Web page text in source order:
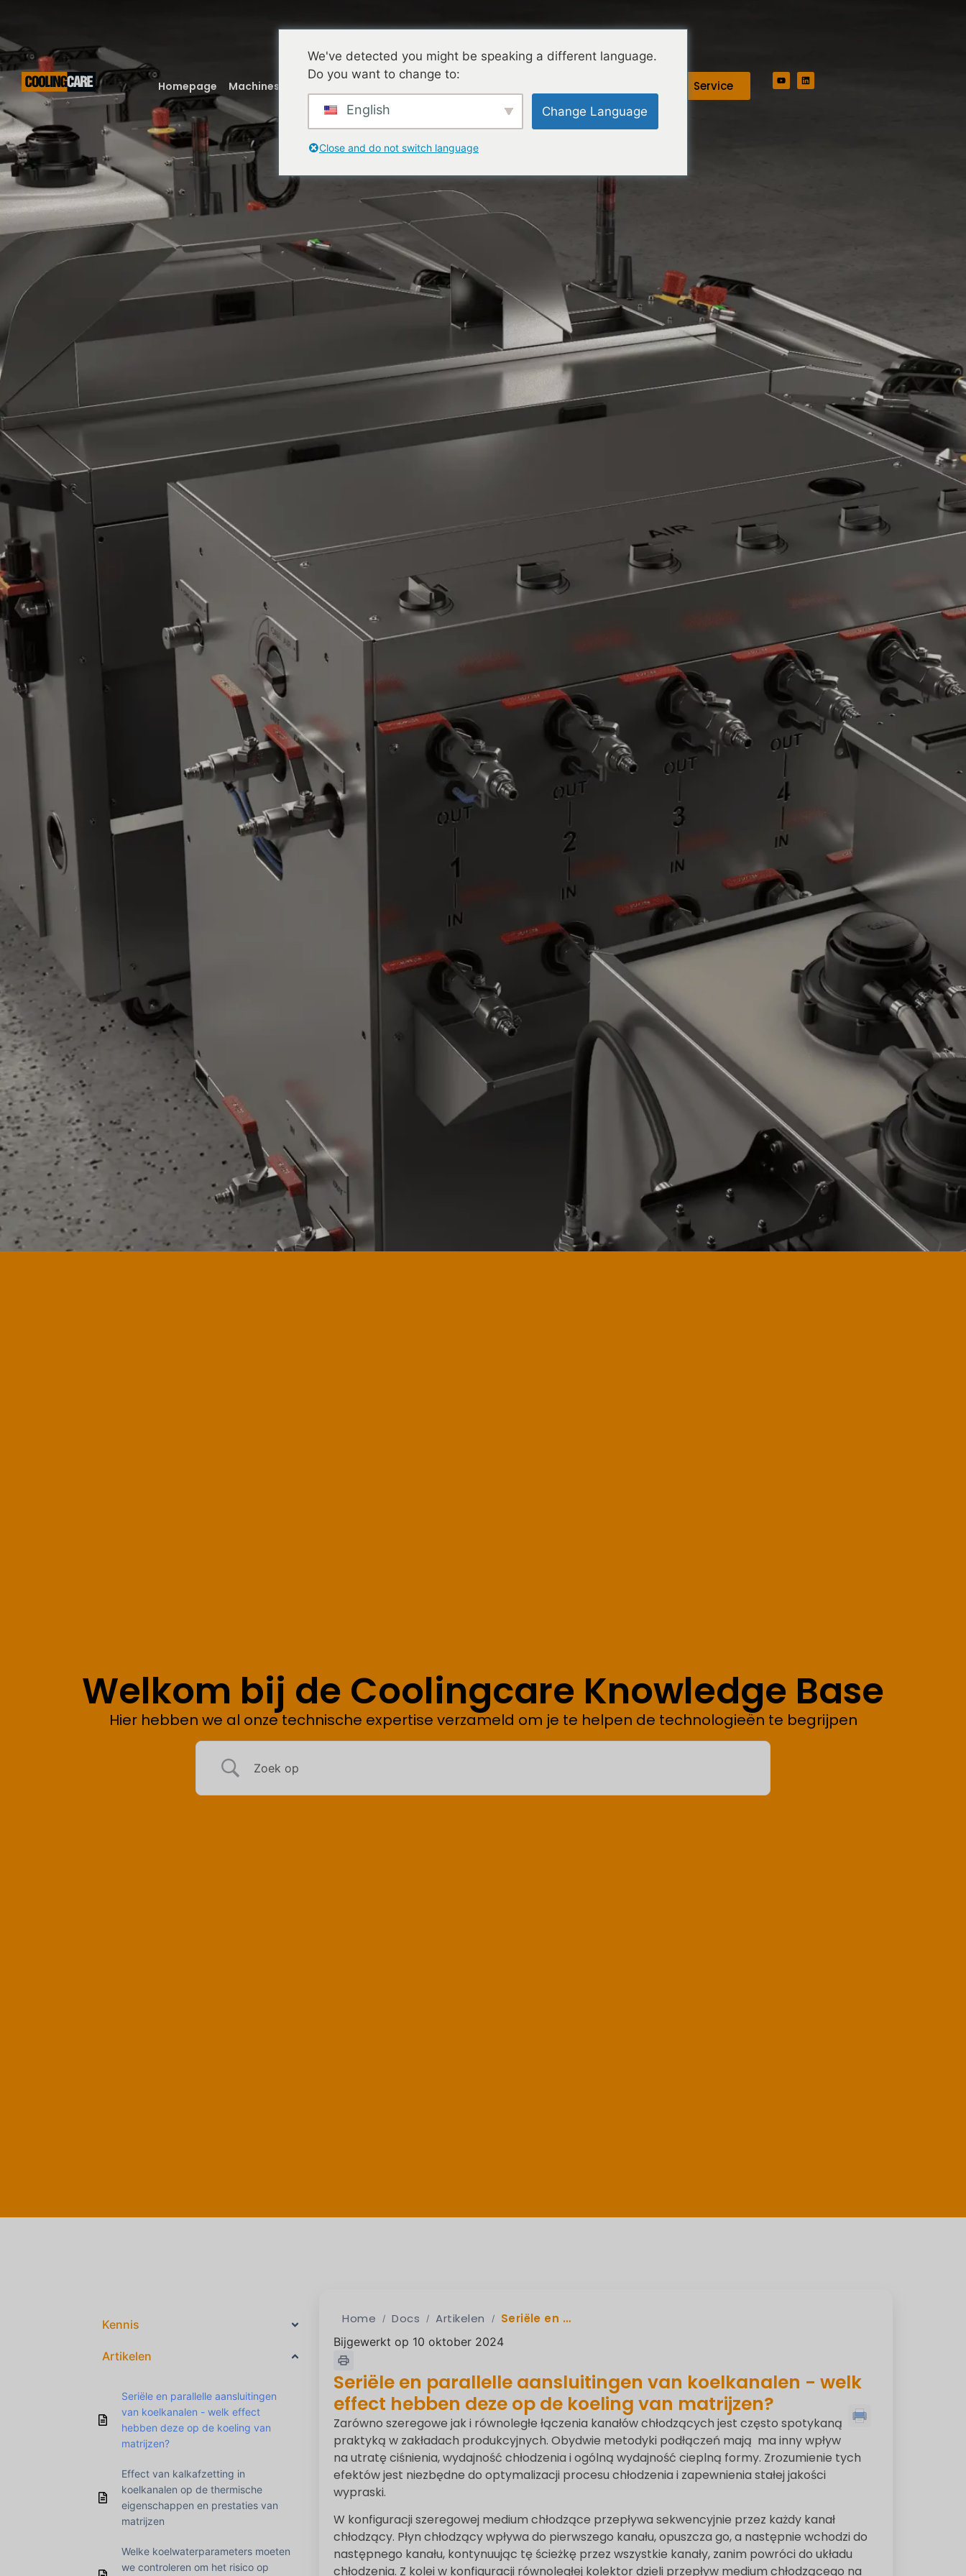
Homepage Machines Onze technologie Kennisbank Service
Welkom bij de Coolingcare Knowledge Base
Hier hebben we al onze technische expertise verzameld om je te helpen de technologieën te begrijpen
Kennis
Artikelen
Seriële en parallelle aansluitingen
van koelkanalen - welk effect
hebben deze op de koeling van
matrijzen?
Effect van kalkafzetting in
koelkanalen op de thermische
eigenschappen en prestaties van
matrijzen
Welke koelwaterparameters moeten
we controleren om het risico op
Home Docs Artikelen Seriële en parallelle aansluitingen van koelkanalen - welk effect hebben deze op de koeling van matrijzen?
Bijgewerkt op 10 oktober 2024
Seriële en parallelle aansluitingen van koelkanalen - welk
effect hebben deze op de koeling van matrijzen?
Zarówno szeregowe jak i równoległe łączenia kanałów chłodzących jest często spotykaną
praktyką w zakładach produkcyjnych. Obydwie metodyki podłączeń mają ma inny wpływ
na utratę ciśnienia, wydajność chłodzenia i ogólną wydajność cieplną formy. Zrozumienie tych
efektów jest niezbędne do optymalizacji procesu chłodzenia i zapewnienia stałej jakości
wypraski.
W konfiguracji szeregowej medium chłodzące przepływa sekwencyjnie przez każdy kanał
chłodzący. Płyn chłodzący wpływa do pierwszego kanału, opuszcza go, a następnie wchodzi do
następnego kanału, kontynuując tę ​​ścieżkę przez wszystkie kanały, zanim powróci do układu
chłodzenia. Z kolei w konfiguracji równoległej kolektor dzieli przepływ medium chłodzącego na
We've detected you might be speaking a different language.
Do you want to change to:
English Change Language
Close and do not switch language